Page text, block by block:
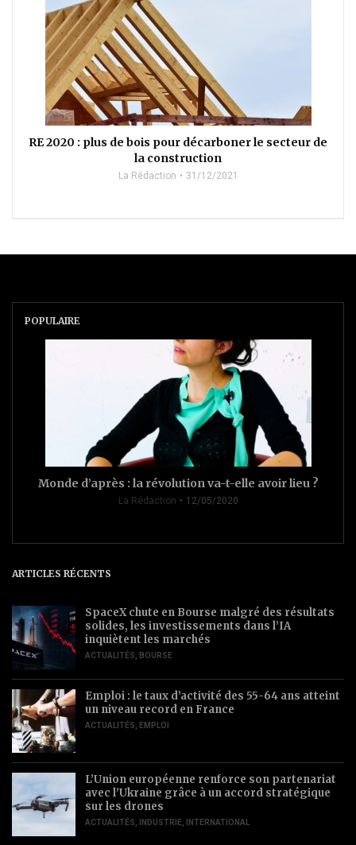
RE 2020 : plus de bois pour décarboner le secteur de
la construction
La Rédaction 31/12/2021
POPULAIRE
Monde d’après : la révolution va-t-elle avoir lieu ?
La Rédaction 12/05/2020
ARTICLES RÉCENTS
SpaceX chute en Bourse malgré des résultats
solides, les investissements dans l’IA
inquiètent les marchés
ACTUALITÉS, BOURSE
Emploi : le taux d’activité des 55-64 ans atteint
un niveau record en France
ACTUALITÉS, EMPLOI
L’Union européenne renforce son partenariat
avec l’Ukraine grâce à un accord stratégique
sur les drones
ACTUALITÉS, INDUSTRIE, INTERNATIONAL